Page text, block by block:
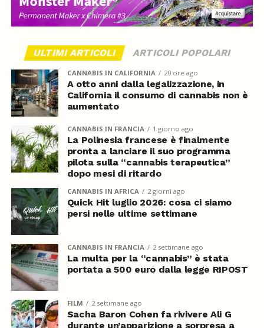
ULTIMI ARTICOLI ARTICOLI POPOLARI
CANNABIS IN CALIFORNIA 20 ore ago
A otto anni dalla legalizzazione, in
California il consumo di cannabis non è
aumentato
CANNABIS IN FRANCIA 1 giorno ago
La Polinesia francese è finalmente
pronta a lanciare il suo programma
pilota sulla “cannabis terapeutica”
dopo mesi di ritardo
CANNABIS IN AFRICA 2 giorni ago
Quick Hit luglio 2026: cosa ci siamo
persi nelle ultime settimane
CANNABIS IN FRANCIA 2 settimane ago
La multa per la “cannabis” è stata
portata a 500 euro dalla legge RIPOST
FILM 2 settimane ago
Sacha Baron Cohen fa rivivere Ali G
durante un’apparizione a sorpresa a